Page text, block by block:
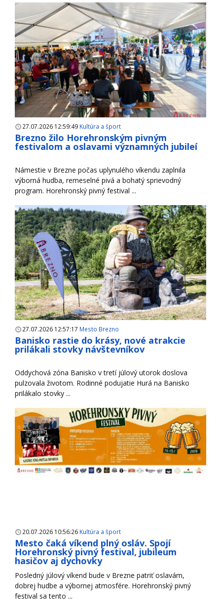
27.07.2026 12:59:49 Kultúra a šport
Brezno žilo Horehronským pivným
festivalom a oslavami významných jubileí
Námestie v Brezne počas uplynulého víkendu zaplnila
výborná hudba, remeselné pivá a bohatý sprievodný
program. Horehronský pivný festival ...
27.07.2026 12:57:17 Mesto Brezno
Banisko rastie do krásy, nové atrakcie
prilákali stovky návštevníkov
Oddychová zóna Banisko v tretí júlový utorok doslova
pulzovala životom. Rodinné podujatie Hurá na Banisko
prilákalo stovky ...
20.07.2026 10:56:26 Kultúra a šport
Mesto čaká víkend plný osláv. Spojí
Horehronský pivný festival, jubileum
hasičov aj dychovky
Posledný júlový víkend bude v Brezne patriť oslavám,
dobrej hudbe a výbornej atmosfére. Horehronský pivný
festival sa tento ...